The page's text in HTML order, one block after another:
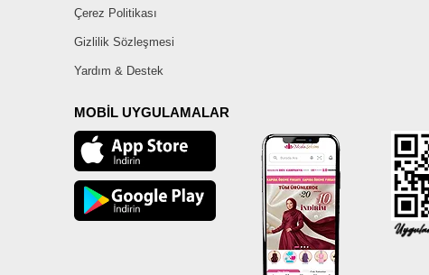
Çerez Politikası
Gizlilik Sözleşmesi
Yardım & Destek
MOBİL UYGULAMALAR